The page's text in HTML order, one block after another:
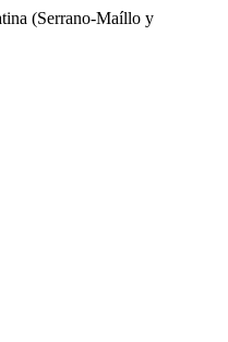
(Serrano-Maíllo y